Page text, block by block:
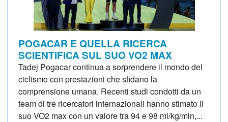
POGACAR E QUELLA RICERCA
SCIENTIFICA SUL SUO VO2 MAX
Tadej Pogacar continua a sorprendere il mondo del
ciclismo con prestazioni che sfidano la
comprensione umana. Recenti studi condotti da un
team di tre ricercatori internazionali hanno stimato il
suo VO2 max con un valore tra 94 e 98 ml/kg/min,...